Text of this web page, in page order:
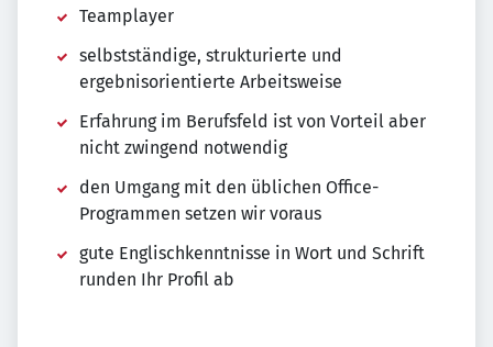
Teamplayer
selbstständige, strukturierte und
ergebnisorientierte Arbeitsweise
Erfahrung im Berufsfeld ist von Vorteil aber
nicht zwingend notwendig
den Umgang mit den üblichen Office-
Programmen setzen wir voraus
gute Englischkenntnisse in Wort und Schrift
runden Ihr Profil ab